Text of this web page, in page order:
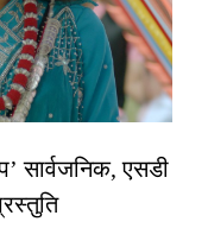
सार्वजनिक, एसडी